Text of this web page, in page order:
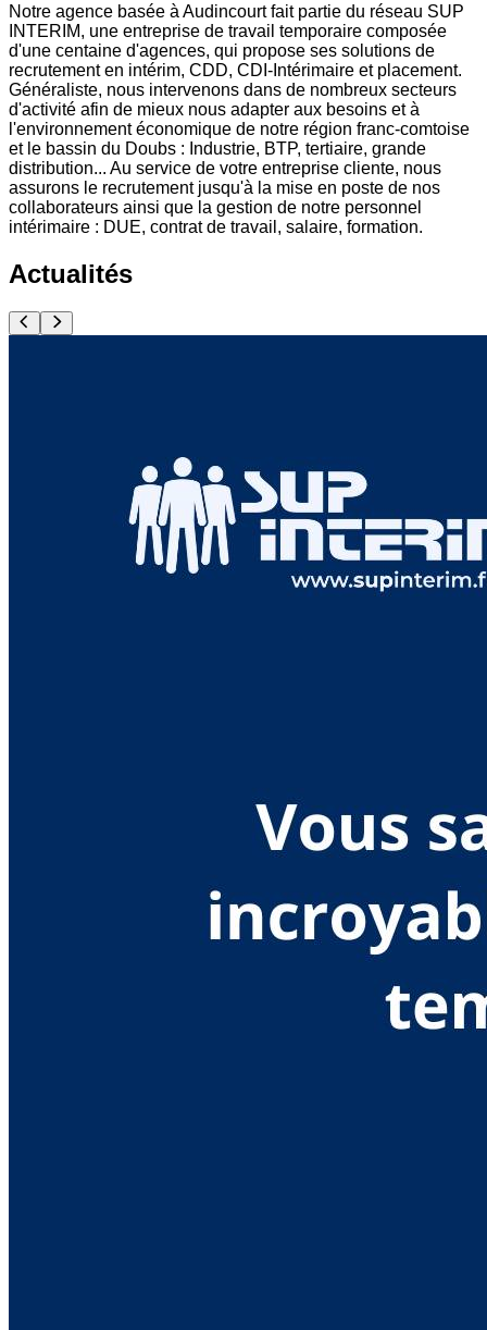
Notre agence basée à Audincourt fait partie du réseau SUP
INTERIM, une entreprise de travail temporaire composée
d'une centaine d'agences, qui propose ses solutions de
recrutement en intérim, CDD, CDI-Intérimaire et placement.
Généraliste, nous intervenons dans de nombreux secteurs
d'activité afin de mieux nous adapter aux besoins et à
l'environnement économique de notre région franc-comtoise
et le bassin du Doubs : Industrie, BTP, tertiaire, grande
distribution... Au service de votre entreprise cliente, nous
assurons le recrutement jusqu'à la mise en poste de nos
collaborateurs ainsi que la gestion de notre personnel
intérimaire : DUE, contrat de travail, salaire, formation.
Actualités